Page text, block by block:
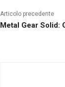
Articolo precedente
Metal Gear Solid: